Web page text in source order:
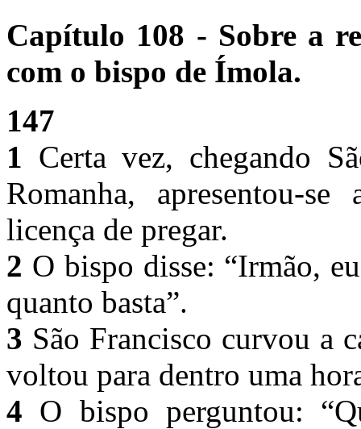
Capítulo 108 - Sobre a
com o bispo de Ímola.
147
1 Certa vez, chegando
Romanha, apresentou-
licença de pregar.
2 O bispo disse: “Irmão,
quanto basta”.
3 São Francisco curvou a
voltou para dentro uma
4 O bispo perguntou: